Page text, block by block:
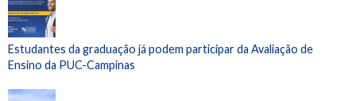
Estudantes da graduação já podem participar da Avaliação de
Ensino da PUC-Campinas